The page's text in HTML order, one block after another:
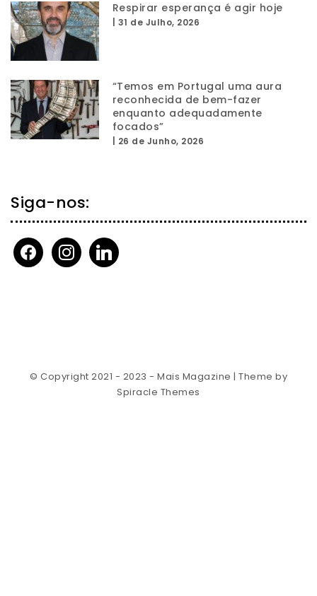
Respirar esperança é agir hoje
31 de Julho, 2026
“Temos em Portugal uma aura
reconhecida de bem-fazer
enquanto adequadamente
focados”
26 de Junho, 2026
Siga-nos:
facebookinstagramlinkedin
© Copyright 2021 - 2023 - Mais Magazine | Theme by
Spiracle Themes